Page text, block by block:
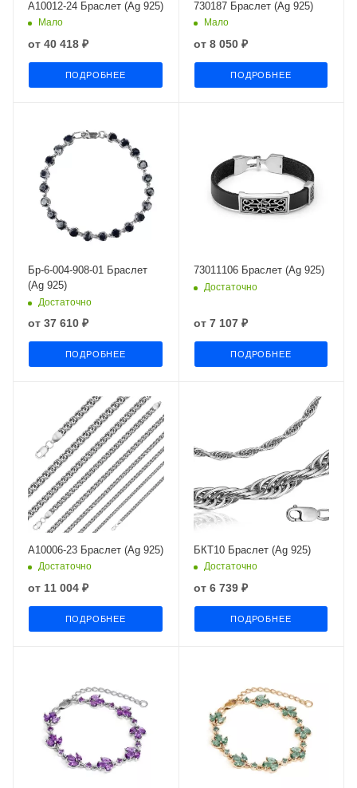
А10012-24 Браслет (Ag 925)
Мало
от 40 418 ₽
ПОДРОБНЕЕ
730187 Браслет (Ag 925)
Мало
от 8 050 ₽
ПОДРОБНЕЕ
Бр-6-004-908-01 Браслет
(Ag 925)
Достаточно
от 37 610 ₽
ПОДРОБНЕЕ
73011106 Браслет (Ag 925)
Достаточно
от 7 107 ₽
ПОДРОБНЕЕ
А10006-23 Браслет (Ag 925)
Достаточно
от 11 004 ₽
ПОДРОБНЕЕ
БКТ10 Браслет (Ag 925)
Достаточно
от 6 739 ₽
ПОДРОБНЕЕ